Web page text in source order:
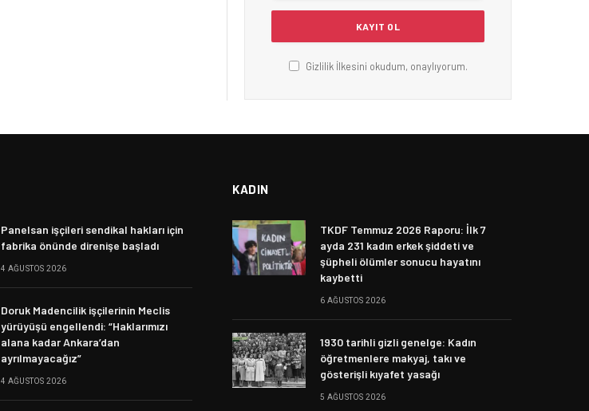
Gizlilik İlkesini okudum, onaylıyorum.
Panelsan işçileri sendikal hakları için
fabrika önünde direnişe başladı
4 AĞUSTOS 2026
Doruk Madencilik işçilerinin Meclis
yürüyüşü engellendi: “Haklarımızı
alana kadar Ankara’dan
ayrılmayacağız”
4 AĞUSTOS 2026
KADIN
TKDF Temmuz 2026 Raporu: İlk 7
ayda 231 kadın erkek şiddeti ve
şüpheli ölümler sonucu hayatını
kaybetti
6 AĞUSTOS 2026
1930 tarihli gizli genelge: Kadın
öğretmenlere makyaj, takı ve
gösterişli kıyafet yasağı
5 AĞUSTOS 2026